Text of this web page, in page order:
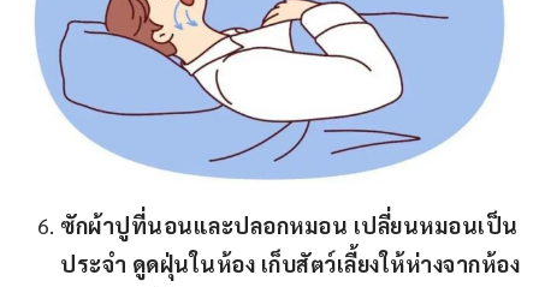
ซักผ้าปูที่นอนและปลอกหมอน เปลี่ยนหมอนเป็น
ประจำ ดูดฝุ่นในห้อง เก็บสัตว์เลี้ยงให้ห่างจากห้อง